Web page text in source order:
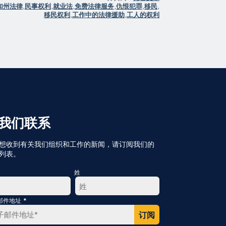
州法律,民事权利 ,就业法,免费法律服务,仇恨犯罪,移民,
移民权利 ,工作中的法律援助,工人的权利
们联系
收到有关我们组织和工作的新闻，请订阅我们的
表。
姓
件地址 *